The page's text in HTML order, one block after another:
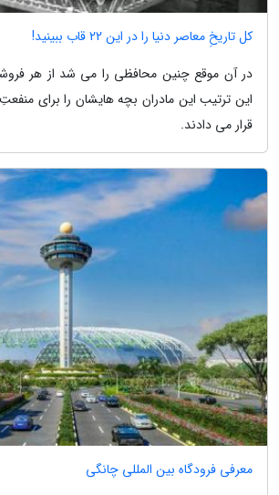
کل تاریخِ معاصر دنیا را در این 22 قاب ببینید!
در آن موقع چنین محافظی را می شد از هر
این ترتیب این مادران بچه هایشان را برای
قرار می دادند.
معرفی فرودگاه بین المللی چانگی